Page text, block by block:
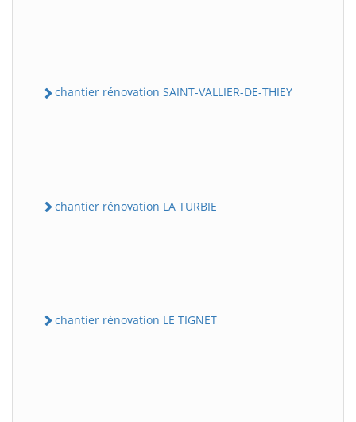
chantier rénovation SAINT-VALLIER-DE-THIEY
chantier rénovation LA TURBIE
chantier rénovation LE TIGNET